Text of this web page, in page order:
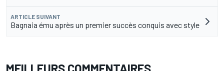
ARTICLE SUIVANT
Bagnaia ému après un premier succès conquis avec style